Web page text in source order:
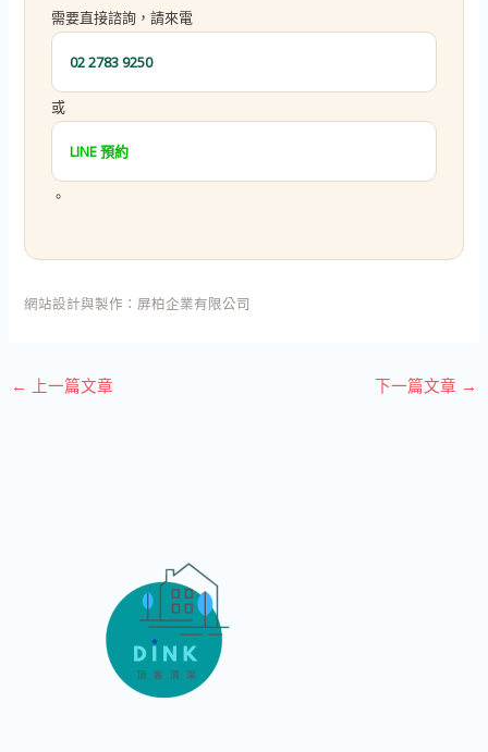
需要直接諮詢，請來電
02 2783 9250
或
LINE 預約
。
網站設計與製作： 屏柏企業有限公司
← 上一篇文章 下一篇文章 →